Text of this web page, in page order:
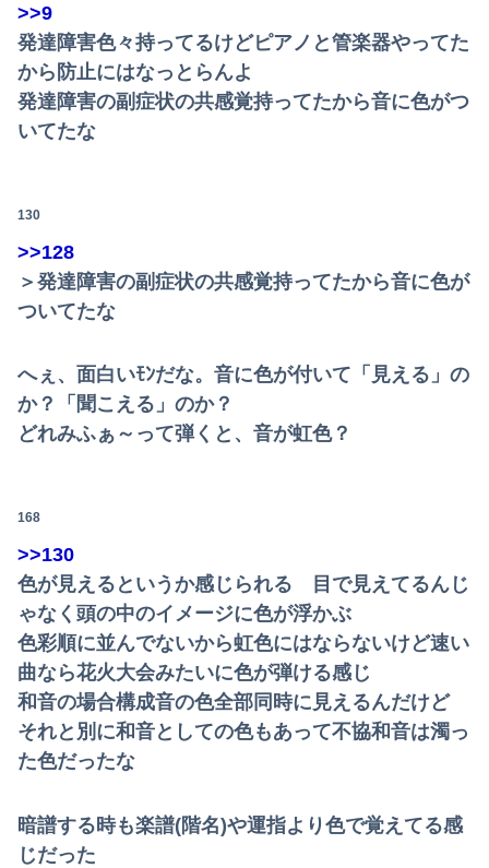
>>9
発達障害色々持ってるけどピアノと管楽器やってた
から防止にはなっとらんよ
発達障害の副症状の共感覚持ってたから音に色がつ
いてたな
130
>>128
＞発達障害の副症状の共感覚持ってたから音に色が
ついてたな
へぇ、面白いﾓﾝだな。音に色が付いて「見える」の
か？「聞こえる」のか？
どれみふぁ～って弾くと、音が虹色？
168
>>130
色が見えるというか感じられる 目で見えてるんじ
ゃなく頭の中のイメージに色が浮かぶ
色彩順に並んでないから虹色にはならないけど速い
曲なら花火大会みたいに色が弾ける感じ
和音の場合構成音の色全部同時に見えるんだけど
それと別に和音としての色もあって不協和音は濁っ
た色だったな
暗譜する時も楽譜(階名)や運指より色で覚えてる感
じだった